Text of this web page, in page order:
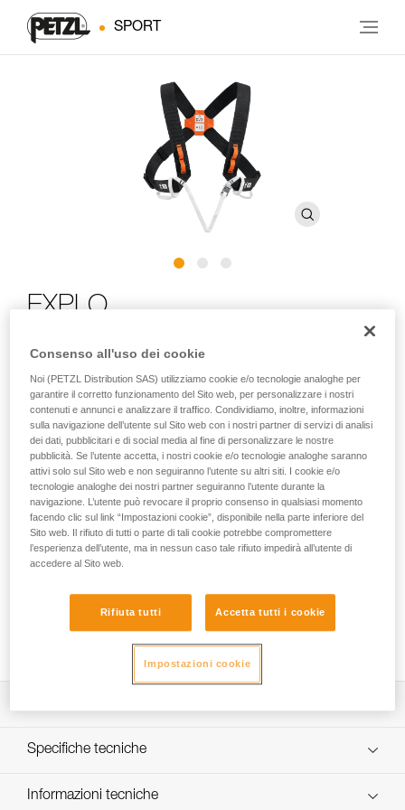
SPORT
EXPLO
Bretelle di posizionamento per CROLL, con
portamateriale
Le bretelle EXPLO consentono di posizionare e mantenere in
posizione corretta il bloccante ventrale CROLL, per
ottimizzare l’efficacia ed il comfort delle risalite su corda in
speleologia. Ogni bretella è dotata di due portamateriali in
PEHD e due passanti che consentono il trasporto del
materiale. La costruzione a X garantisce il posizionamento
corretto sulle spalle e la fettuccia pettorale consente di
regolare con precisione la tensione del bloccante ventrale.
TROVARE L'IMBRAGATURA GIUSTA
Efficacia e semplicità di utilizzo per le risalite su corda:
- due portamateriali in polietilene ad alta densità (PEHD) e
Specifiche tecniche
Materiali: polietilene ad alta densità (PEHD), poliuretano
Informazioni tecniche
Consenso all'uso dei cookie
Noi (PETZL Distribution SAS) utilizziamo cookie e/o tecnologie analoghe per
garantire il corretto funzionamento del Sito web, per personalizzare i nostri
contenuti e annunci e analizzare il traffico. Condividiamo, inoltre, informazioni
sulla navigazione dell’utente sul Sito web con i nostri partner di servizi di analisi
dei dati, pubblicitari e di social media al fine di personalizzare le nostre
pubblicità. Se l’utente accetta, i nostri cookie e/o tecnologie analoghe saranno
attivi solo sul Sito web e non seguiranno l’utente su altri siti. I cookie e/o
tecnologie analoghe dei nostri partner seguiranno l’utente durante la
navigazione. L’utente può revocare il proprio consenso in qualsiasi momento
facendo clic sul link “Impostazioni cookie”, disponibile nella parte inferiore del
Sito web. Il rifiuto di tutti o parte di tali cookie potrebbe compromettere
l’esperienza dell’utente, ma in nessun caso tale rifiuto impedirà all’utente di
accedere al Sito web.
Rifiuta tutti Accetta tutti i cookie
Impostazioni cookie